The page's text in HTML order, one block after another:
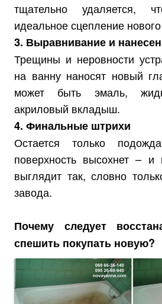
тщательно удаляется,
идеальное сцепление
3. Выравнивание и
Трещины и неровности
на ванну наносят новый
может быть эмаль,
акриловый вкладыш.
4. Финальные штрихи
Остается только
поверхность высохнет –
выглядит так, словно
завода.
Почему следует
спешить покупать новую?